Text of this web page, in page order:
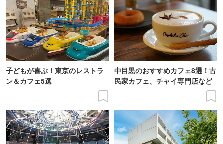
子どもが喜ぶ！東京のレストラ
ン＆カフェ5選
中目黒のおすすめカフェ8選！古
民家カフェ、チャイ専門店など